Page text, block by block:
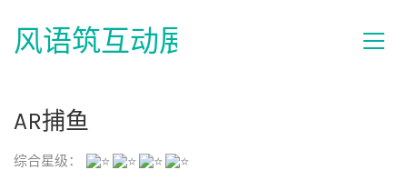
风语筑互动展示
AR捕鱼
综合星级：